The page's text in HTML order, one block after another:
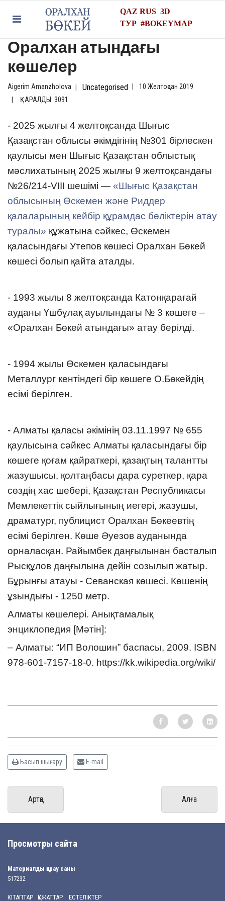
QAZ RUS 3D
ТУР #BOKEYMAP
Оралхан атындағы
көшелер
Aigerim Amanzholova Uncategorised
10 Желтоқсан 2019
ҚАРАЛДЫ: 3091
- 2025 жылғы 4 желтоқсанда Шығыс
Қазақстан облысы әкімдігінің №301 бірлескен
қаулысы мен Шығыс Қазақстан облыстық
мәслихатының 2025 жылғы 9 желтоқсандағы
№26/214-VIII шешімі — «Шығыс Қазақстан
облысының Өскемен және Риддер
қалаларының кейбір құрамдас бөліктерін атау
туралы» құжатына сәйкес, Өскемен
қаласындағы Утепов көшесі Оралхан Бөкей
көшесі болып қайта аталды.
- 1993 жылы 8 желтоқсанда Катонқарағай
ауданы Үшбұлақ ауылындағы № 3 көшеге –
«Оралхан Бөкей атындағы» атау берілді.
- 1994 жылы Өскемен қаласындағы
Металлург кентіндегі бір көшеге О.Бөкейдің
есімі берілген.
- Алматы қаласы әкімінің 03.11.1997 № 655
қаулысына сәйкес Алматы қаласындағы бір
көшеге қоғам қайраткері, қазақтың талантты
жазушысы, қолтаңбасы дара суреткер, қара
сөздің хас шебері, Қазақстан Республикасы
Мемлекеттік сыйлығының иегері, жазушы,
драматург, публицист Оралхан Бөкеевтің
есімі берілген. Көше Әуезов ауданында
орналасқан. Райымбек даңғылынан басталып
Рысқұлов даңғылына дейін созылып жатыр.
Бұрынғы атауы - Севанская көшесі. Көшенің
ұзындығы - 1250 метр.
Алматы көшелері. Анықтамалық
энциклопедия [Мәтін]:
– Алматы: “ИП Волошин” баспасы, 2009. ISBN
978-601-7157-18-0. https://kk.wikipedia.org/wiki/
Басып шығару E-mail
Артқа Алға
Просмотры сайта
Материалды қарау саны
517232
КІТАПТАР ҚҰЖАТТАР ЕСТЕЛІКТЕР